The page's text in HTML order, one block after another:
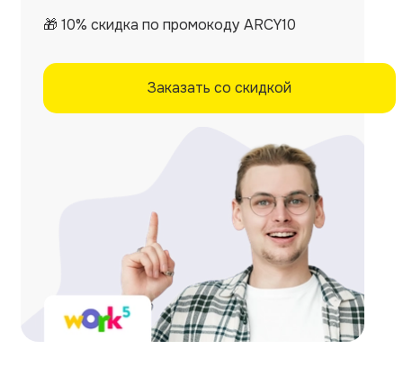
🎁 10% скидка по промокоду ARCY10
Заказать со скидкой